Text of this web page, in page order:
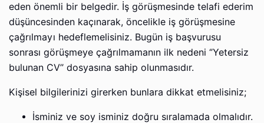
eden önemli bir belgedir. İş görüşmesinde telafi ederim
düşüncesinden kaçınarak, öncelikle iş görüşmesine
çağrılmayı hedeflemelisiniz. Bugün iş başvurusu
sonrası görüşmeye çağrılmamanın ilk nedeni ‘’Yetersiz
bulunan CV’’ dosyasına sahip olunmasıdır.
Kişisel bilgilerinizi girerken bunlara dikkat etmelisiniz;
İsminiz ve soy isminiz doğru sıralamada olmalıdır.